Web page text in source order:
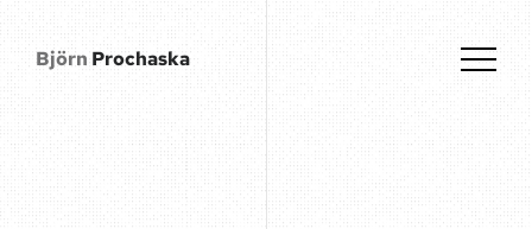
Björn Prochaska